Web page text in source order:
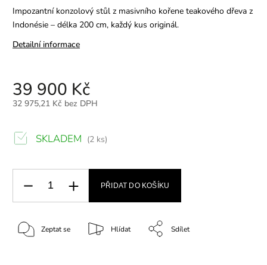
Impozantní konzolový stůl z masivního kořene teakového dřeva z
Indonésie – délka 200 cm, každý kus originál.
Detailní informace
39 900 Kč
32 975,21 Kč bez DPH
SKLADEM (2 ks)
PŘIDAT DO KOŠÍKU
Zeptat se Hlídat Sdílet